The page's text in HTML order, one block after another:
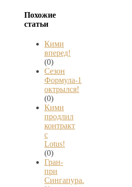
Похожие
статьи
Кими
вперед!
(0)
Сезон
Формула-1
октрылся!
(0)
Кими
продлил
контракт
с
Lotus!
(0)
Гран-
при
Сингапура.